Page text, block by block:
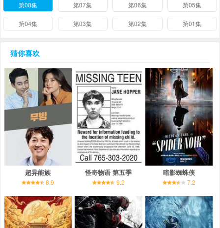
第08集 第07集 第06集 第05集
第04集 第03集 第02集 第01集
猜你喜欢
超异能族
8.9
怪奇物语 第五季
9.2
暗影蜘蛛侠
7.2